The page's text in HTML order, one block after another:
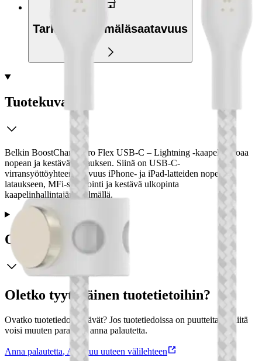
Tarkista myymäläsaatavuus
Tuotekuvaus
Belkin BoostCharge Pro Flex USB-C – Lightning -kaapeli tarjoaa
nopean ja kestävän latauksen. Siinä on USB-C-
virransyöttöyhteensopivuus iPhone- ja iPad-latteiden nopeaan
lataukseen, MFi-sertifiointi ja kestävä ulkopinta
kaapelinhallintajärjestelmällä.
Ominaisuudet
Oletko tyytyväinen tuotetietoihin?
Ovatko tuotetiedot riittävät? Jos tuotetiedoissa on puutteita tai niitä
voisi muuten parantaa, anna palautetta.
Anna palautetta, Avautuu uuteen välilehteen